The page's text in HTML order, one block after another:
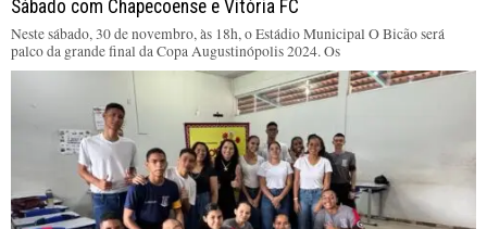
Sábado com Chapecoense e Vitória FC
Neste sábado, 30 de novembro, às 18h, o Estádio Municipal O Bicão será
palco da grande final da Copa Augustinópolis 2024. Os